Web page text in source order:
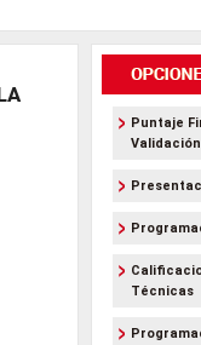
Puntaje
Técnicas